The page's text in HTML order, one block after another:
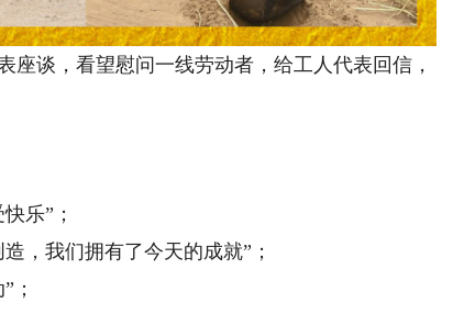
谈，看望慰问一线劳动者，给工人代表回信，
乐”；
，我们拥有了今天的成就”；
；